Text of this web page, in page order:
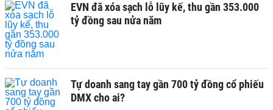
EVN đã xóa sạch lỗ lũy kế, thu gần 353.000
tỷ đồng sau nửa năm
Tự doanh sang tay gần 700 tỷ đồng cổ phiếu
DMX cho ai?